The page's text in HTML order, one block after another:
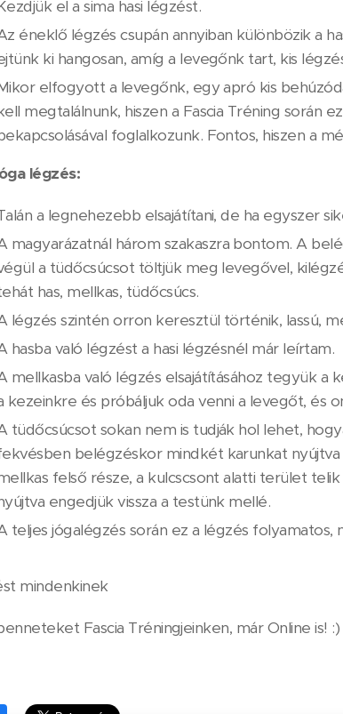
el a sima hasi légzést.
éneklő légzés csupán annyiban különbözik a
ki hangosan, amíg a levegőnk tart, kis
elfogyott a levegőnk, egy apró kis
megtalálnunk, hiszen a Fascia Tréning során
foglalkozunk. Fontos, hiszen a
légzés:
a legnehezebb elsajátítani, de ha egyszer
magyarázatnál három szakaszra bontom. A
a tüdőcsúcsot töltjük meg levegővel,
has, mellkas, tüdőcsúcs.
légzés szintén orron keresztül történik, lassú,
hasba való légzést a hasi légzésnél már leírtam.
mellkasba való légzés elsajátításához tegyük
kezeinkre és próbáljuk oda venni a levegőt, és
tüdőcsúcsot sokan nem is tudják hol lehet,
belégzéskor mindkét karunkat
felső része, a kulcscsont alatti terület
engedjük vissza a testünk mellé.
teljes jógalégzés során ez a légzés folyamatos,
mindenkinek 😊
Fascia Tréningjeinken, már Online is! :)